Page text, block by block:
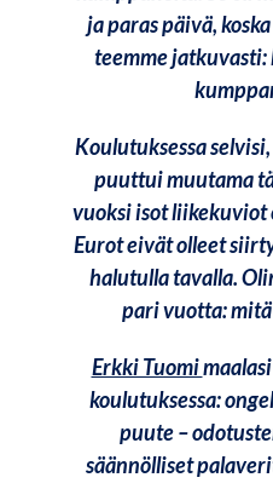
ja paras päivä,
teemme jatkuvasti:
Koulutuksessa
puuttui muutama
vuoksi isot liikekuviot
Eurot eivät olleet
halutulla tavalla.
pari vuotta:
Erkki Tuomi
koulutuksessa:
puute –
säännölliset